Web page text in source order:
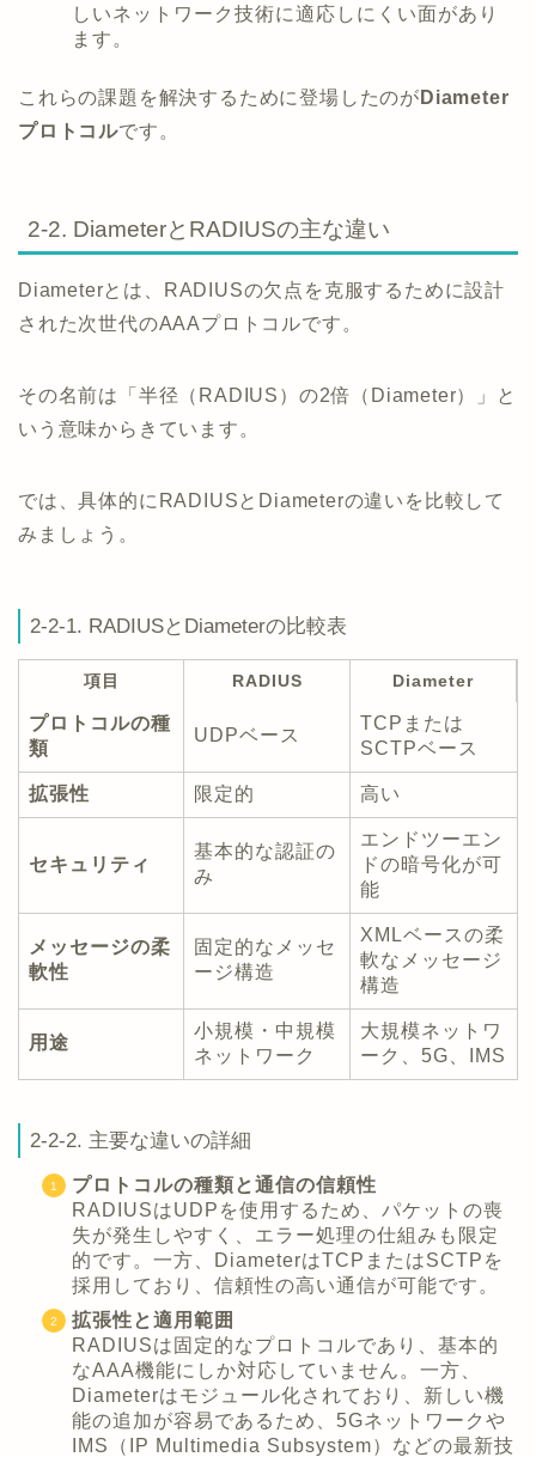
しいネットワーク技術に適応しにくい面があり
ます。
これらの課題を解決するために登場したのが Diameter
プロトコルです。
2-2. DiameterとRADIUSの主な違い
Diameterとは、RADIUSの欠点を克服するために設計
された次世代のAAAプロトコルです。
その名前は「半径（RADIUS）の2倍（Diameter）」と
いう意味からきています。
では、具体的にRADIUSとDiameterの違いを比較して
みましょう。
2-2-1. RADIUSとDiameterの比較表
項目 RADIUS Diameter
プロトコルの種
類
UDPベース
TCPまたは
SCTPベース
拡張性 限定的 高い
セキュリティ
基本的な認証の
み
エンドツーエン
ドの暗号化が可
能
メッセージの柔
軟性
固定的なメッセ
ージ構造
XMLベースの柔
軟なメッセージ
構造
用途
小規模・中規模
ネットワーク
大規模ネットワ
ーク、5G、IMS
2-2-2. 主要な違いの詳細
プロトコルの種類と通信の信頼性
RADIUSはUDPを使用するため、パケットの喪
失が発生しやすく、エラー処理の仕組みも限定
的です。一方、DiameterはTCPまたはSCTPを
採用しており、信頼性の高い通信が可能です。
拡張性と適用範囲
RADIUSは固定的なプロトコルであり、基本的
なAAA機能にしか対応していません。一方、
Diameterはモジュール化されており、新しい機
能の追加が容易であるため、5Gネットワークや
IMS（IP Multimedia Subsystem）などの最新技